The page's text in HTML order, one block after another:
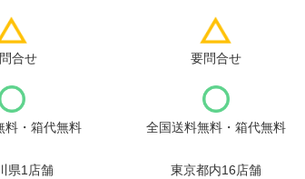
合せ 要問合せ
料・箱代無料 全国送料無料・箱代無料
県1店舗 東京都内16店舗